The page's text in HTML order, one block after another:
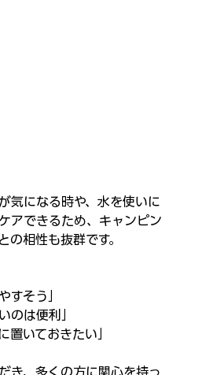
気になる時や、水を使いに
アできるため、キャンピン
の相性も抜群です。
すそう」
のは便利」
置いておきたい」
き、多くの方に関心を持っ